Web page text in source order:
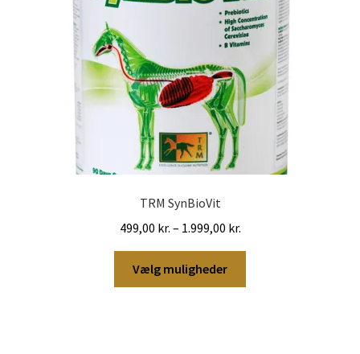
varesiden
TRM SynBioVit
499,00 kr. – 1.999,00 kr.
1.999,00 kr.
Vælg muligheder